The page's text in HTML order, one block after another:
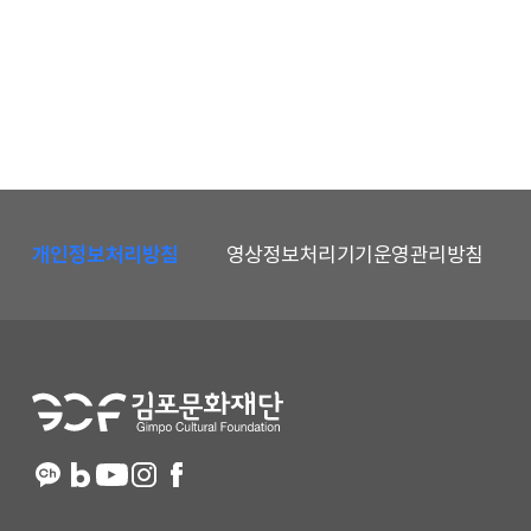
개인정보처리방침 영상정보처리기기운영관리방침